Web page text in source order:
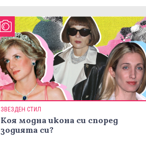
ЗВЕЗДЕН СТИЛ
Коя модна икона си според
зодията си?